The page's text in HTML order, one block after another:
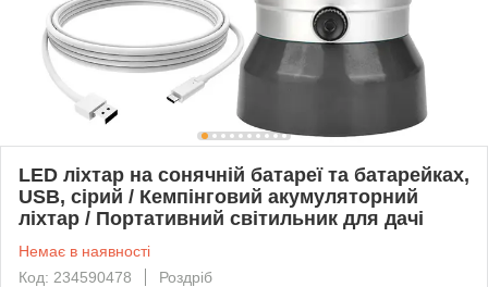
LED ліхтар на сонячній батареї та батарейках,
USB, сірий / Кемпінговий акумуляторний
ліхтар / Портативний світильник для дачі
Немає в наявності
Код: 234590478
Роздріб